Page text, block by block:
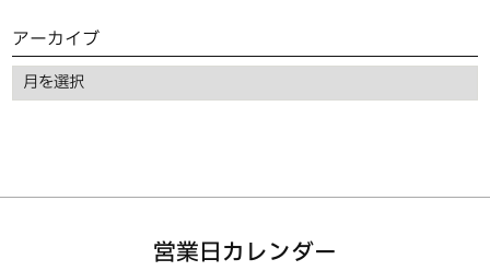
アーカイブ
営業日カレンダー